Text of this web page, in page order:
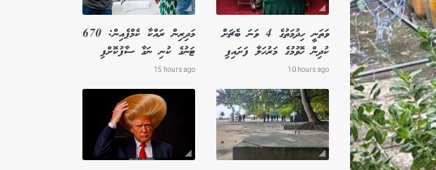
ވަތަނީ ހިދުމަތުގެ 4 ވަނަ ބެޗަށް
ކުދިން ހޮވުމުގެ މަރުހަލާ ފަށައިފި
10 hours ago
މަދިރިން ރައްކާ ކެމްޕެއިން: 670
ޓަނުގެ ކުނި ނަގާ ސާފުކޮށްފި
15 hours ago